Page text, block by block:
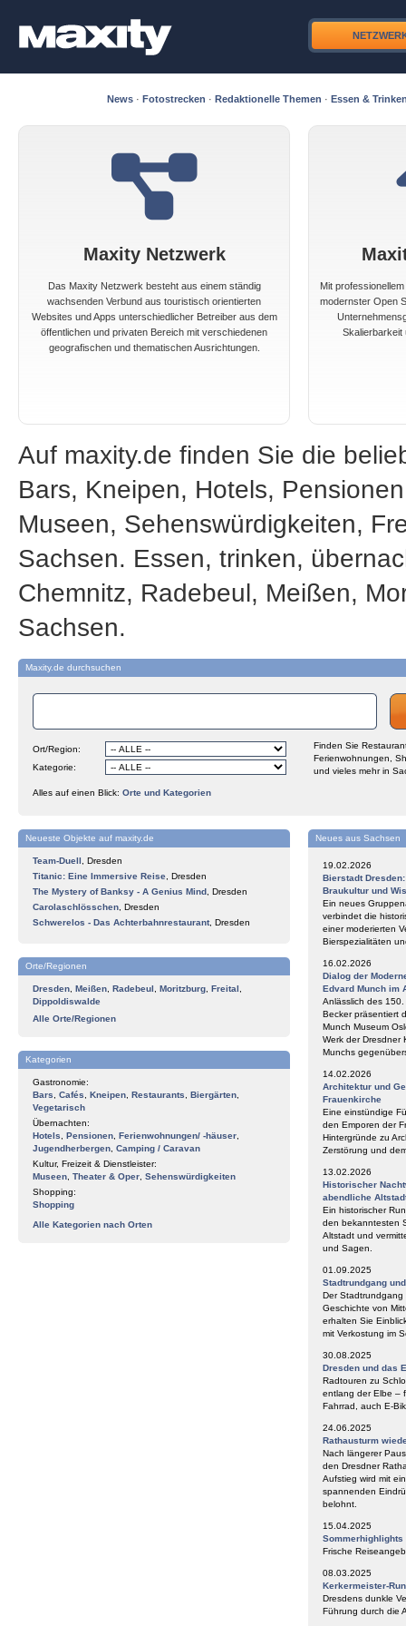
News · Fotostrecken · Redaktionelle Themen · Essen &
Maxity Netzwerk
Das Maxity Netzwerk besteht aus einem ständig
wachsenden Verbund aus touristisch orientierten
Websites und Apps unterschiedlicher Betreiber aus dem
öffentlichen und privaten Bereich mit verschiedenen
geografischen und thematischen Ausrichtungen.
Mit
modernster Open
Skalierbarkeit
Auf maxity.de finden Sie die
Bars, Kneipen, Hotels,
Museen, Sehenswürdigkeiten,
Sachsen. Essen, trinken,
Chemnitz, Radebeul, Meißen,
Sachsen.
Maxity.de durchsuchen
Ort/Region:
Kategorie:
Finden Sie
Ferienwohnungen,
und vieles mehr in
Alles auf einen Blick: Orte und Kategorien
Neueste Objekte auf maxity.de
Team-Duell
Dresden
Titanic: Eine Immersive Reise Dresden
The Mystery of Banksy - A Genius Mind Dresden
Carolaschlösschen Dresden
Schwerelos - Das Achterbahnrestaurant, Dresden
Orte/Regionen
Dresden Meißen Radebeul Moritzburg Freital
Dippoldiswalde
Alle Orte/Regionen
Kategorien
Gastronomie:
Bars
Cafés Kneipen Restaurants Biergärten
Vegetarisch
Übernachten:
Hotels
Pensionen Ferienwohnungen/ -häuser
Jugendherbergen Camping / Caravan
Kultur, Freizeit & Dienstleister:
Museen Theater & Oper Sehenswürdigkeiten
Shopping:
Shopping
Alle Kategorien nach Orten
Neues aus Sachsen
19.02.2026
Bierstadt
Braukultur und
Ein neues
verbindet die
einer moderierten
Bierspezialitäten
16.02.2026
Dialog der
Edvard Munch im
Anlässlich des
Becker präsentiert
Munch Museum
Werk der Dresdner
Munchs
14.02.2026
Architektur und
Frauenkirche
Eine einstündige
den Emporen der
Hintergründe zu
Zerstörung und
13.02.2026
Historischer
abendliche
Ein historischer
den bekanntesten
Altstadt und
und Sagen.
01.09.2025
Stadtrundgang
Der Stadtrundgang
Geschichte von
erhalten Sie
mit Verkostung im
30.08.2025
Dresden und das
Radtouren zu
entlang der Elbe –
Fahrrad, auch E-
24.06.2025
Rathausturm
Nach längerer
den Dresdner
Aufstieg wird mit
spannenden
belohnt.
15.04.2025
Sommerhighlights
Frische
08.03.2025
Kerkermeister-
Dresdens dunkle
Führung durch die